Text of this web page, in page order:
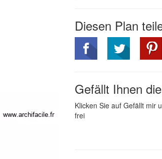
Diesen Plan
Gefällt Ihnen
Klicken Sie auf Gefällt mir
frei